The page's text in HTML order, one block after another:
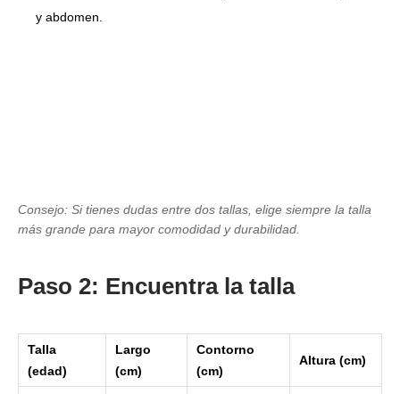
y abdomen.
Consejo: Si tienes dudas entre dos tallas, elige siempre la talla
más grande para mayor comodidad y durabilidad.
Paso 2: Encuentra la talla
Talla
(edad)
Largo
(cm)
Contorno
(cm)
Altura (cm)